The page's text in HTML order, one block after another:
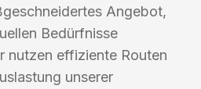
Angebot,
Bedürfnisse
nutzen effiziente Routen
unserer